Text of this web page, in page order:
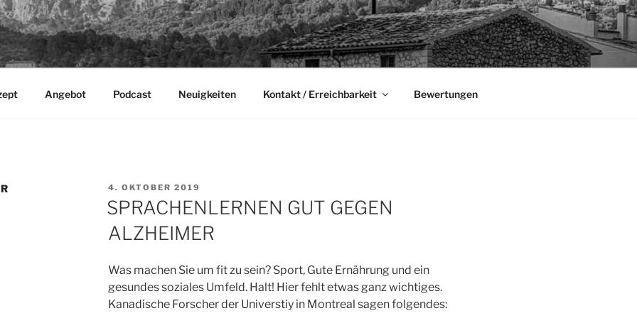
Angebot Podcast Neuigkeiten Kontakt / Erreichbarkeit Bewertungen
VERÖFFENTLICHT
AM
4. OKTOBER 2019
SPRACHENLERNEN GUT GEGEN
ALZHEIMER
Was machen Sie um fit zu sein? Sport, Gute Ernährung und ein
gesundes soziales Umfeld. Halt! Hier fehlt etwas ganz wichtiges.
Kanadische Forscher der Universtiy in Montreal sagen folgendes: